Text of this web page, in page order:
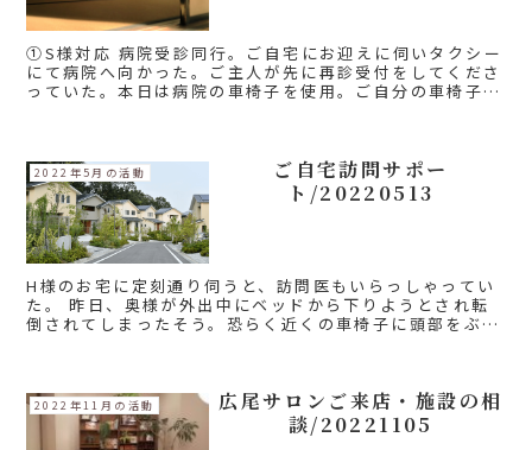
①S様対応 病院受診同行。ご自宅にお迎えに伺いタクシー
にて病院へ向かった。ご主人が先に再診受付をしてくださ
っていた。本日は病院の車椅子を使用。ご自分の車椅子よ
2022年5月の活動
ご自宅訪問サポー
ト/20220513
H様のお宅に定刻通り伺うと、訪問医もいらっしゃってい
た。 昨日、奥様が外出中にベッドから下りようとされ転
倒されてしまったそう。恐らく近くの車椅子に頭部をぶつ
2022年11月の活動
広尾サロンご来店・施設の相
談/20221105